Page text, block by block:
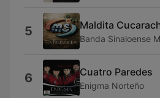
5 Maldita
Banda Sinaloense
6 Cuatro Paredes
Enigma Norteño